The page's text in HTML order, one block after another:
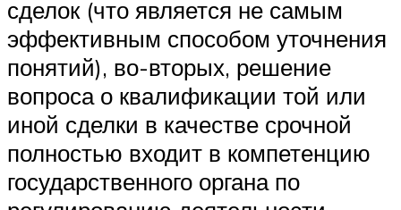
сделок (что является не самым
эффективным способом уточнения
понятий), во-вторых, решение
вопроса о квалификации той или
иной сделки в качестве срочной
полностью входит в компетенцию
государственного органа по